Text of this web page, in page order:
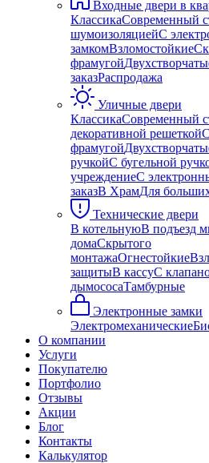
Входные двери в
КлассикаСовременный
шумоизоляциейС
замкомВзломостойкие
фрамугой
заказРаспродажа
Уличные двери
КлассикаСовременный
декоративной решеткой
фрамугой
ручкойС бугельной
учреждениеС
заказВ ХрамДля
Технические двери
В котельнуюВ подъезд
домаСкрытого
монтажаОгнестойкие
защитыВ кассуС
дымососаТамбурные
Электронные замки
Электромеханические
О компании
Услуги
Покупателю
Портфолио
Отзывы
Акции
Блог
Контакты
Калькулятор